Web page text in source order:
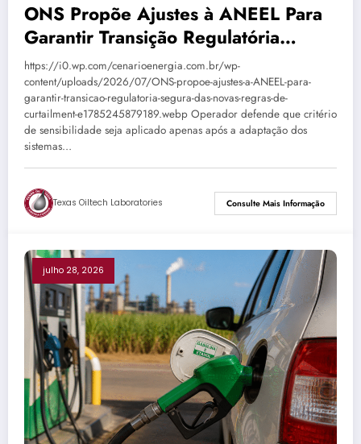
ONS Propõe Ajustes à ANEEL Para
Garantir Transição Regulatória
Segura Das Novas Regras De
Curtailment
https://i0.wp.com/cenarioenergia.com.br/wp-
content/uploads/2026/07/ONS-propoe-ajustes-a-ANEEL-para-
garantir-transicao-regulatoria-segura-das-novas-regras-de-
curtailment-e1785245879189.webp Operador defende que critério
de sensibilidade seja aplicado apenas após a adaptação dos
sistemas…
Texas Oiltech Laboratories Consulte Mais Informação
julho 28, 2026